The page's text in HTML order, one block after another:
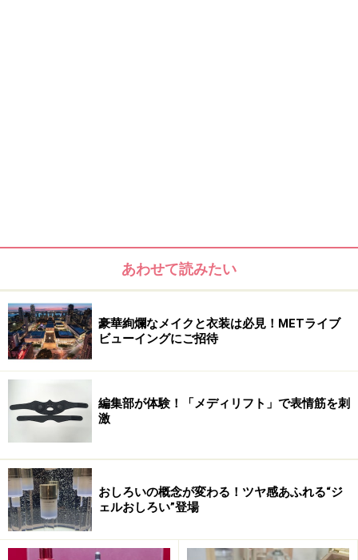
英国のファッションモデル、ケイト・モスの起用が決
ーム トリートメント リキッド」、早くも注目の的と
なりそうな予感です！
■DATA
リポソーム トリートメント リキッド 170ml 1万
円（税抜）
2015年9月16日発売
■お問い合わせ
コスメデコルテ
あわせて読みたい
豪華絢爛なメイクと衣装は必見！METライブ
ビューイングにご招待
編集部が体験！「メディリフト」で表情筋を刺
激
おしろいの概念が変わる！ツヤ感あふれる“ジ
ェルおしろい”登場